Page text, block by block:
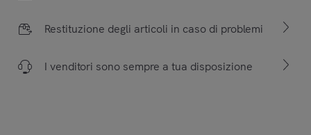
Restituzione degli articoli in caso di problemi
I venditori sono sempre a tua disposizione